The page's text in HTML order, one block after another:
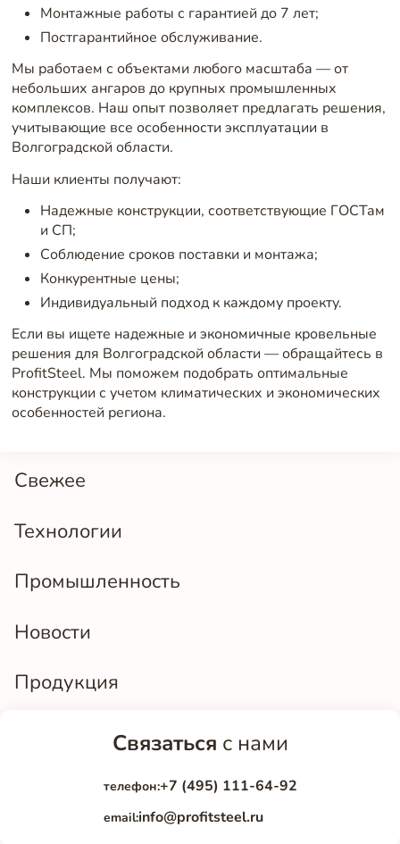
Свежее
Технологии
Промышленность
Новости
Продукция
Монтажные работы с гарантией до 7 лет;
Постгарантийное обслуживание.
Мы работаем с объектами любого масштаба — от
небольших ангаров до крупных промышленных
комплексов. Наш опыт позволяет предлагать решения,
учитывающие все особенности эксплуатации в
Волгоградской области.
Наши клиенты получают:
Надежные конструкции, соответствующие ГОСТам
и СП;
Соблюдение сроков поставки и монтажа;
Конкурентные цены;
Индивидуальный подход к каждому проекту.
Если вы ищете надежные и экономичные кровельные
решения для Волгоградской области — обращайтесь в
ProfitSteel. Мы поможем подобрать оптимальные
конструкции с учетом климатических и экономических
особенностей региона.
Связаться с нами
телефон:+7 (495) 111-64-92
email:info@profitsteel.ru